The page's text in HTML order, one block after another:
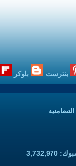
بنترست بلوكر